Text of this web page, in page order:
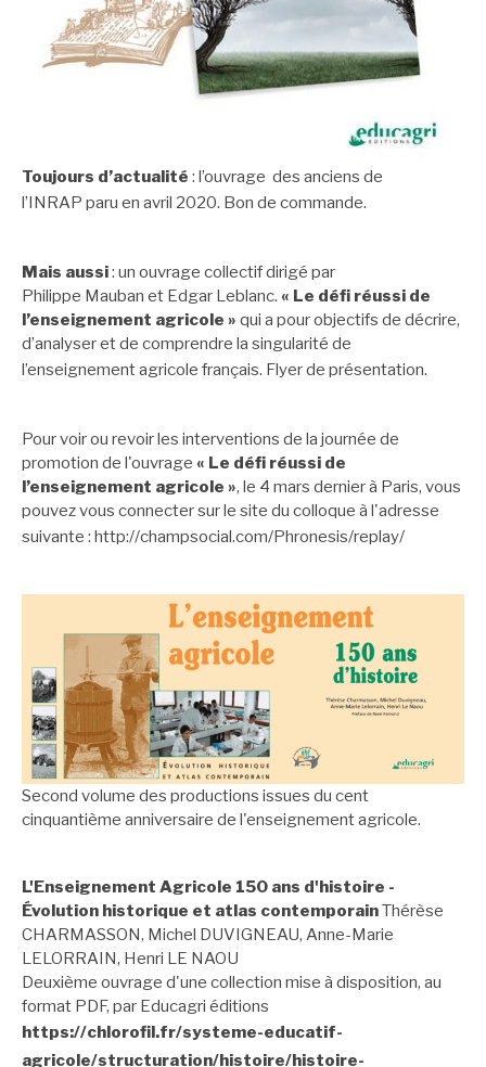
Toujours d’actualité : l’ouvrage des anciens de
l’INRAP paru en avril 2020. Bon de commande.
Mais aussi: un ouvrage collectif dirigé par
Philippe Mauban et Edgar Leblanc. « Le défi réussi de
l’enseignement agricole » qui a pour objectifs de décrire,
d’analyser et de comprendre la singularité de
l’enseignement agricole français. Flyer de présentation.
Pour voir ou revoir les interventions de la journée de
promotion de l'ouvrage « Le défi réussi de
l’enseignement agricole », le 4 mars dernier à Paris, vous
pouvez vous connecter sur le site du colloque à l'adresse
suivante : http://champsocial.com/Phronesis/replay/
Second volume des productions issues du cent
cinquantième anniversaire de l'enseignement agricole.
L'Enseignement Agricole 150 ans d'histoire -
Évolution historique et atlas contemporainThérèse
CHARMASSON, Michel DUVIGNEAU, Anne-Marie
LELORRAIN, Henri LE NAOU
Deuxième ouvrage d'une collection mise à disposition, au
format PDF, par Educagri éditions
https://chlorofil.fr/systeme-educatif-
agricole/structuration/histoire/histoire-